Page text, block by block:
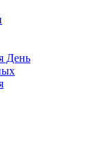
День